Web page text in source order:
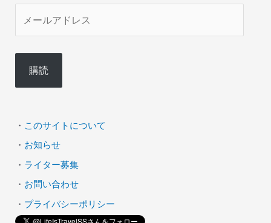
ル
ド
ス
購読
・ このサイトについて
・ お知らせ
・ ライター募集
・ お問い合わせ
・ プライバシーポリシー